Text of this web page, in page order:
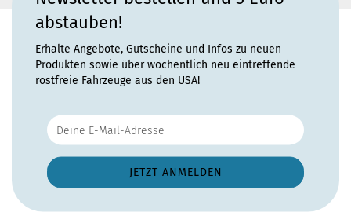
abstauben!
Erhalte Angebote, Gutscheine und Infos zu neuen
Produkten sowie über wöchentlich neu eintreffende
rostfreie Fahrzeuge aus den USA!